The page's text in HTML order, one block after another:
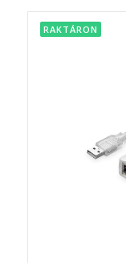
RAKTÁRON